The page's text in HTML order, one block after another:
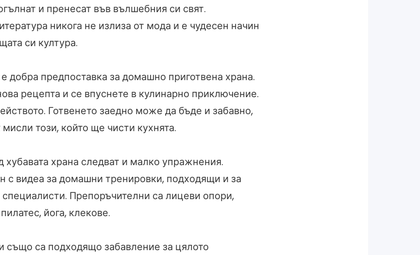
и пренесат във вълшебния си свят.
никога не излиза от мода и е чудесен начин
си култура.
добра предпоставка за домашно приготвена храна.
рецепта и се впуснете в кулинарно приключение.
Готвенето заедно може да бъде и забавно,
този, който ще чисти кухнята.
хубавата храна следват и малко упражнения.
с видеа за домашни тренировки, подходящи и за
Препоръчителни са лицеви опори,
йога, клекове.
също са подходящо забавление за цялото